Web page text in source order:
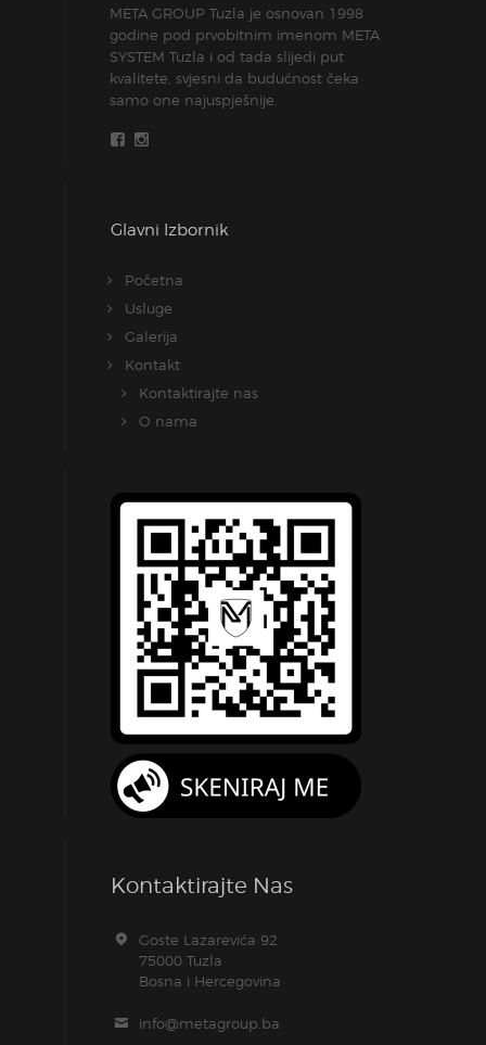
META GROUP Tuzla je osnovan 1998
godine pod prvobitnim imenom META
SYSTEM Tuzla i od tada slijedi put
kvalitete, svjesni da budućnost čeka
samo one najuspješnije.
Glavni Izbornik
Početna
Usluge
Galerija
Kontakt
Kontaktirajte nas
O nama
Kontaktirajte Nas
Goste Lazarevića 92
75000 Tuzla
Bosna i Hercegovina
info@metagroup.ba